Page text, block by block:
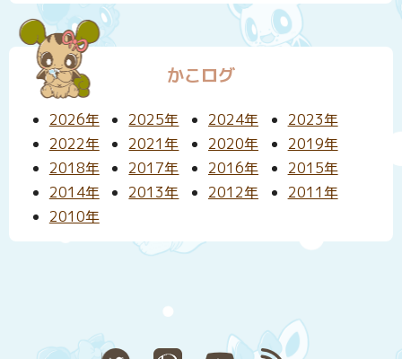
かこログ
2026年 2025年 2024年
2023年
2022年
2021年 2020年
2019年
2018年
2017年 2016年
2015年
2014年
2013年 2012年
2011年
2010年